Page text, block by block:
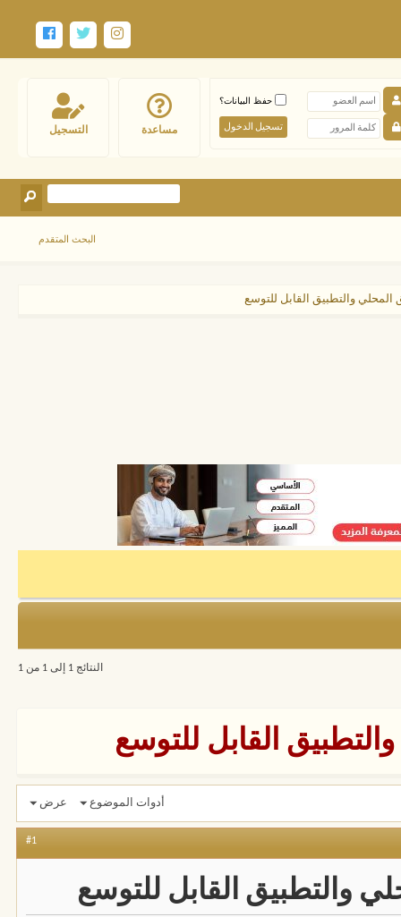
التسجيل مساعدة
حفظ البيانات؟
البحث المتقدم
المحلي والتطبيق القابل للتوسع
النتائج 1 إلى 1 من 1
القابل للتوسع
أدوات الموضوع عرض
#1
والتطبيق القابل للتوسع